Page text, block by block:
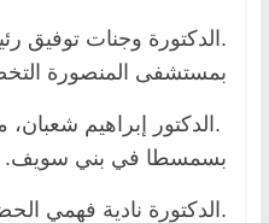
.الدكتورة وجنات توفيق
بمستشفى المنصورة
.الدكتور إبراهيم
بسمسطا في بني سويف.
.الدكتورة نادية فهمي